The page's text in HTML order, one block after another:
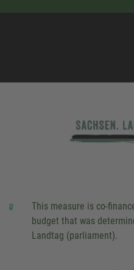
This measure is co-
budget that was
Landtag (parliament).